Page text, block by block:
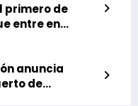
entre en
anuncia
de